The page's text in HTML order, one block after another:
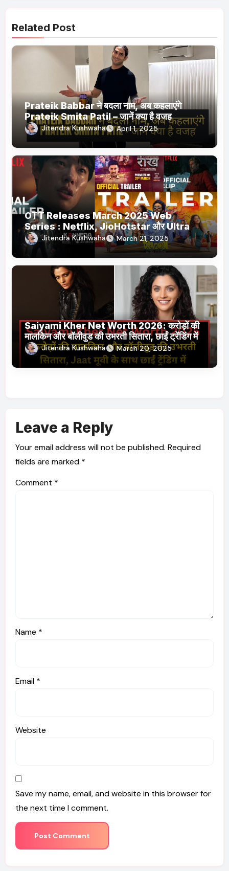
Related Post
Prateik Babbar ने बदला नाम, अब कहलाएंगे
Prateik Smita Patil – जानें क्या है वजह
Jitendra Kushwaha April 1, 2025
OTT Releases March 2025 Web
Series : Netflix, JioHotstar और Ultra
Jhakaas पर नई वेब सीरीज और फिल्में
Jitendra Kushwaha March 21, 2025
Saiyami Kher Net Worth 2026: करोड़ों की
मालकिन और बॉलीवुड की उभरती सितारा, छाईं ट्रेंडिंग में
Jitendra Kushwaha March 20, 2025
Leave a Reply
Your email address will not be published. Required
fields are marked *
Comment *
Name *
Email *
Website
Save my name, email, and website in this browser for
the next time I comment.